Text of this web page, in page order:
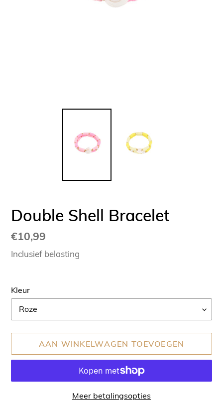
Double Shell Bracelet
Normale
prijs
€10,99
Inclusief belasting
Kleur
AAN WINKELWAGEN TOEVOEGEN
Meer betalingsopties